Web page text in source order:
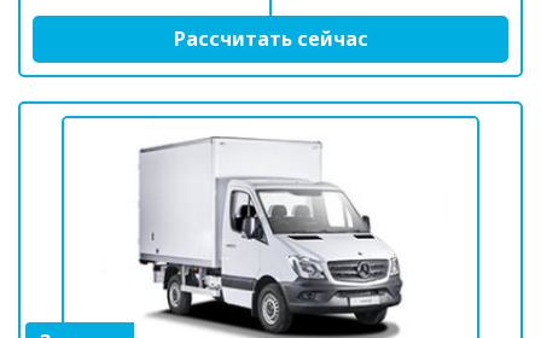
Рассчитать сейчас